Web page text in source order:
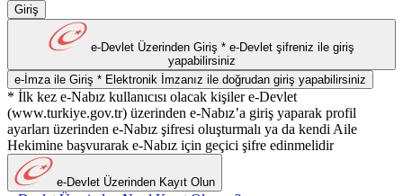
Giriş
e-Devlet Üzerinden Giriş * e-Devlet şifreniz ile giriş
yapabilirsiniz
e-İmza ile Giriş * Elektronik İmzanız ile doğrudan giriş yapabilirsiniz
* İlk kez e-Nabız kullanıcısı olacak kişiler e-Devlet
(www.turkiye.gov.tr) üzerinden e-Nabız’a giriş yaparak profil
ayarları üzerinden e-Nabız şifresi oluşturmalı ya da kendi Aile
Hekimine başvurarak e-Nabız için geçici şifre edinmelidir
e-Devlet Üzerinden Kayıt Olun